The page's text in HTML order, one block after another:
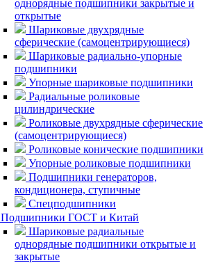
однорядные подшипники закрытые и
открытые
Шариковые двухрядные
сферические (самоцентрирующиеся)
Шариковые радиально-упорные
подшипники
Упорные шариковые подшипники
Радиальные роликовые
цилиндрические
Роликовые двухрядные сферические
(самоцентрирующиеся)
Роликовые конические подшипники
Упорные роликовые подшипники
Подшипники генераторов,
кондиционера, ступичные
Спецподшипники
Подшипники ГОСТ и Китай
Шариковые радиальные
однорядные подшипники открытые и
закрытые